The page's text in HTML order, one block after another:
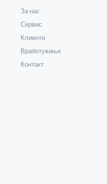
За нас
Сервис
Клиенти
Вработување
Контакт